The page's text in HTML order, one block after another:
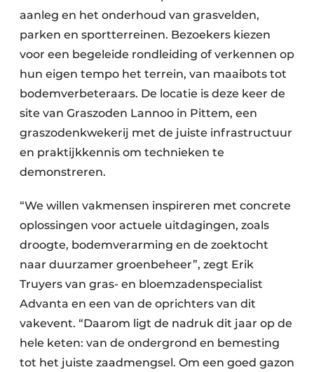
aanleg en het onderhoud van grasvelden,
parken en sportterreinen. Bezoekers kiezen
voor een begeleide rondleiding of verkennen op
hun eigen tempo het terrein, van maaibots tot
bodemverbeteraars. De locatie is deze keer de
site van Graszoden Lannoo in Pittem, een
graszodenkwekerij met de juiste infrastructuur
en praktijkkennis om technieken te
demonstreren.
“We willen vakmensen inspireren met concrete
oplossingen voor actuele uitdagingen, zoals
droogte, bodemverarming en de zoektocht
naar duurzamer groenbeheer”, zegt Erik
Truyers van gras- en bloemzadenspecialist
Advanta en een van de oprichters van dit
vakevent. “Daarom ligt de nadruk dit jaar op de
hele keten: van de ondergrond en bemesting
tot het juiste zaadmengsel. Om een goed gazon